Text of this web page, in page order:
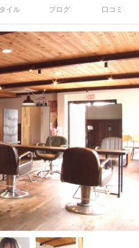
イル ブログ 口コミ